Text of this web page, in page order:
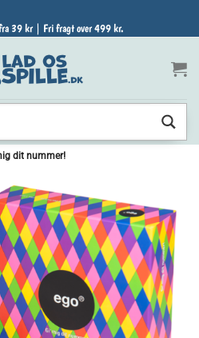
39 kr | Fri fragt over 499 kr.
dit nummer!